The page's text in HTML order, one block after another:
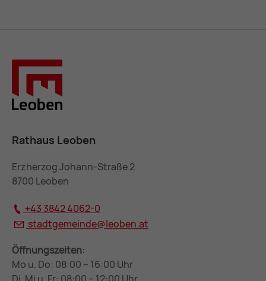
Rathaus Leoben
Erzherzog Johann-Straße 2
8700 Leoben
+43 3842 4062-0
stadtgemeinde@leoben.at
Öffnungszeiten:
Mo u. Do: 08:00 – 16:00 Uhr